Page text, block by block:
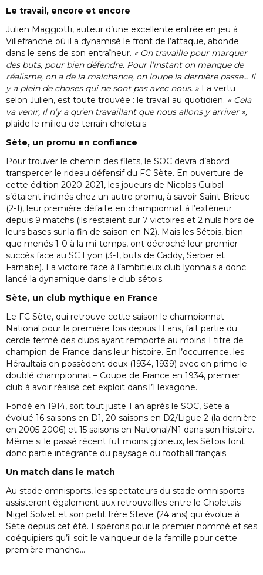
Le travail, encore et encore
Julien Maggiotti, auteur d’une excellente entrée en jeu à
Villefranche où il a dynamisé le front de l’attaque, abonde
dans le sens de son entraîneur. « On travaille pour marquer
des buts, pour bien défendre. Pour l’instant on manque de
réalisme, on a de la malchance, on loupe la dernière passe… Il
y a plein de choses qui ne sont pas avec nous. » La vertu
selon Julien, est toute trouvée : le travail au quotidien. « Cela
va venir, il n’y a qu’en travaillant que nous allons y arriver »,
plaide le milieu de terrain choletais.
Sète, un promu en confiance
Pour trouver le chemin des filets, le SOC devra d’abord
transpercer le rideau défensif du FC Sète. En ouverture de
cette édition 2020-2021, les joueurs de Nicolas Guibal
s’étaient inclinés chez un autre promu, à savoir Saint-Brieuc
(2-1), leur première défaite en championnat à l’extérieur
depuis 9 matchs (ils restaient sur 7 victoires et 2 nuls hors de
leurs bases sur la fin de saison en N2). Mais les Sétois, bien
que menés 1-0 à la mi-temps, ont décroché leur premier
succès face au SC Lyon (3-1, buts de Caddy, Serber et
Farnabe). La victoire face à l’ambitieux club lyonnais a donc
lancé la dynamique dans le club sétois.
Sète, un club mythique en France
Le FC Sète, qui retrouve cette saison le championnat
National pour la première fois depuis 11 ans, fait partie du
cercle fermé des clubs ayant remporté au moins 1 titre de
champion de France dans leur histoire. En l’occurrence, les
Héraultais en possèdent deux (1934, 1939) avec en prime le
doublé championnat – Coupe de France en 1934, premier
club à avoir réalisé cet exploit dans l’Hexagone.
Fondé en 1914, soit tout juste 1 an après le SOC, Sète a
évolué 16 saisons en D1, 20 saisons en D2/Ligue 2 (la dernière
en 2005-2006) et 15 saisons en National/N1 dans son histoire.
Même si le passé récent fut moins glorieux, les Sétois font
donc partie intégrante du paysage du football français.
Un match dans le match
Au stade omnisports, les spectateurs du stade omnisports
assisteront également aux retrouvailles entre le Choletais
Nigel Solvet et son petit frère Steve (24 ans) qui évolue à
Sète depuis cet été. Espérons pour le premier nommé et ses
coéquipiers qu’il soit le vainqueur de la famille pour cette
première manche…